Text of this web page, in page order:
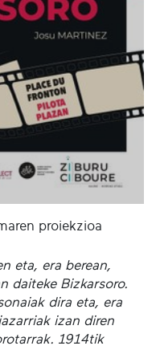
proiekzioa
eta, era berean,
daiteke Bizkarsoro.
dira eta, era
izan diren
1914tik